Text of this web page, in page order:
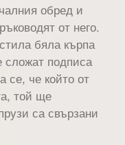
обред и
от него.
бяла кърпа
подписа
се, че който от
той ще
са свързани